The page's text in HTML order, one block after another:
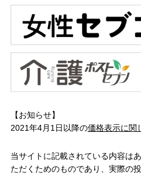
【お知らせ】
2021年4月1日以降の価格表示に関
当サイトに記載されている内容は
ただくためのものであり、実際の